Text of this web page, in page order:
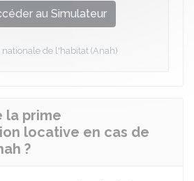
au Simulateur
de l'habitat (Anah)
la prime
locative en cas de
?